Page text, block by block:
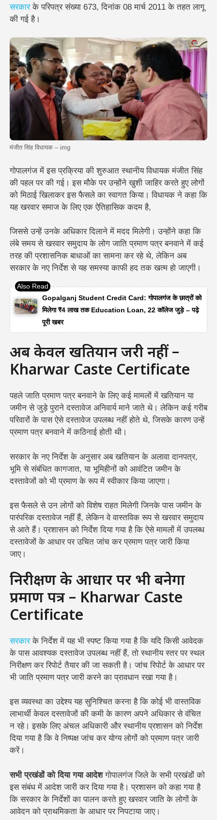
सरकारके परिपत्र संख्या 673, दिनांक 08 मार्च 2011 के तहत लागू
की गई है।
मंजीत सिंह विधायक – img
गोपालगंज में इस प्रक्रिया की शुरुआत स्थानीय विधायक मंजीत सिंह
की पहल पर की गई। इस मौके पर उन्होंने खुशी जाहिर करते हुए लोगों
को मिठाई खिलाकर इस फैसले का स्वागत किया। विधायक ने कहा कि
यह खरवार समाज के लिए एक ऐतिहासिक कदम है,
जिससे उन्हें उनके अधिकार दिलाने में मदद मिलेगी। उन्होंने कहा कि
लंबे समय से खरवार समुदाय के लोग जाति प्रमाण पत्र बनवाने में कई
तरह की प्रशासनिक बाधाओं का सामना कर रहे थे, लेकिन अब
सरकार के नए निर्देश से यह समस्या काफी हद तक खत्म हो जाएगी।
Gopalganj Student Credit Card: गोपालगंज के छात्रों को
मिलेगा ₹4 लाख तक Education Loan, 22 कॉलेज जुड़े – पढ़े
पूरी खबर
अब केवल खतियान जरूरी नहीं –
Kharwar Caste Certificate
पहले जाति प्रमाण पत्र बनवाने के लिए कई मामलों में खतियान या
जमीन से जुड़े पुराने दस्तावेज अनिवार्य माने जाते थे। लेकिन कई गरीब
परिवारों के पास ऐसे दस्तावेज उपलब्ध नहीं होते थे, जिसके कारण उन्हें
प्रमाण पत्र बनवाने में कठिनाई होती थी।
सरकार के नए निर्देश के अनुसार अब खतियान के अलावा दानपत्र,
भूमि से संबंधित कागजात, या भूमिहीनों को आवंटित जमीन के
दस्तावेजों को भी प्रमाण के रूप में स्वीकार किया जाएगा।
इस फैसले से उन लोगों को विशेष राहत मिलेगी जिनके पास जमीन के
पारंपरिक दस्तावेज नहीं हैं, लेकिन वे वास्तविक रूप से खरवार समुदाय
से आते हैं। प्रशासन को निर्देश दिया गया है कि ऐसे मामलों में उपलब्ध
दस्तावेजों के आधार पर उचित जांच कर प्रमाण पत्र जारी किया
जाए।
निरीक्षण के आधार पर भी बनेगा
प्रमाण पत्र – Kharwar Caste
Certificate
सरकारके निर्देश में यह भी स्पष्ट किया गया है कि यदि किसी आवेदक
के पास आवश्यक दस्तावेज उपलब्ध नहीं हैं, तो स्थानीय स्तर पर स्थल
निरीक्षण कर रिपोर्ट तैयार की जा सकती है। जांच रिपोर्ट के आधार पर
भी जाति प्रमाण पत्र जारी करने का प्रावधान रखा गया है।
इस व्यवस्था का उद्देश्य यह सुनिश्चित करना है कि कोई भी वास्तविक
लाभार्थी केवल दस्तावेजों की कमी के कारण अपने अधिकार से वंचित
न रहे। इसके लिए अंचल अधिकारी और स्थानीय प्रशासन को निर्देश
दिया गया है कि वे निष्पक्ष जांच कर योग्य लोगों को प्रमाण पत्र जारी
करें।
सभी प्रखंडों को दिया गया आदेशगोपालगंज जिले के सभी प्रखंडों को
इस संबंध में आदेश जारी कर दिया गया है। प्रशासन को कहा गया है
कि सरकार के निर्देशों का पालन करते हुए खरवार जाति के लोगों के
आवेदन को प्राथमिकता के आधार पर निपटाया जाए।